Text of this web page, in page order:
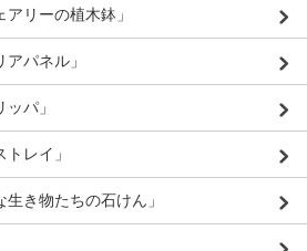
リーの植木鉢」
パネル」
パ」
レイ」
き物たちの石けん」